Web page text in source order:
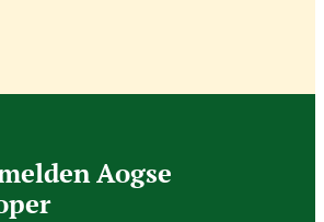
Aogse